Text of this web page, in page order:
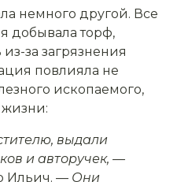
немного другой. Все
добывала торф,
за загрязнения
повлияла не
ископаемого,
выдали
и авторучек, —
Ильич. — Они